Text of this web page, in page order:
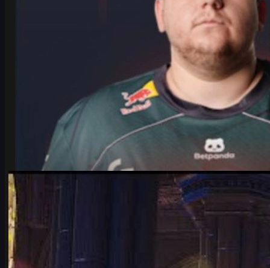
doorMichael
Counter-Strike 2juni 17, 2026
Falcons vs Vitality: ultieme IEM Cologne Major 2026
clash
Waarom Falcons vs Vitality de spannendste IEM Cologne Major
2026 kwartfinale is. Analyse, map pool, karrigan vs ropz en wat
het betekent voor CS2.